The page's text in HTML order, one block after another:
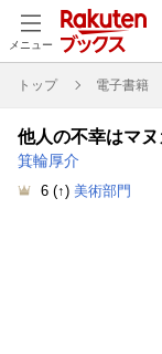
メニュー
トップ 電子書籍
他人の不幸はマ
箕輪厚介
6 (↑) 美術部門